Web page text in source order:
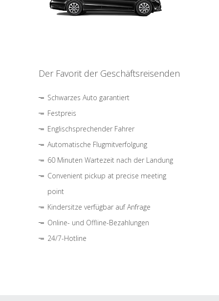
Der Favorit der Geschäftsreisenden
Schwarzes Auto garantiert
Festpreis
Englischsprechender Fahrer
Automatische Flugmitverfolgung
60 Minuten Wartezeit nach der Landung
Convenient pickup at precise meeting
point
Kindersitze verfügbar auf Anfrage
Online- und Offline-Bezahlungen
24/7-Hotline